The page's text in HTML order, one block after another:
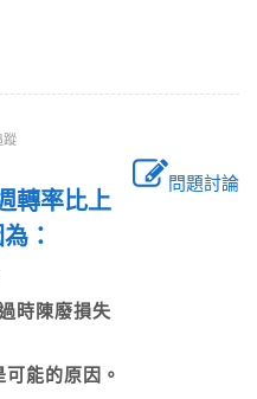
蹤
問題討論
轉率比上
：
時陳廢損失
能的原因。